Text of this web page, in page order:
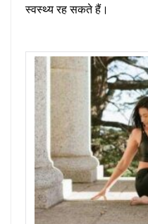
स्वस्थ्य रह सकते हैं।